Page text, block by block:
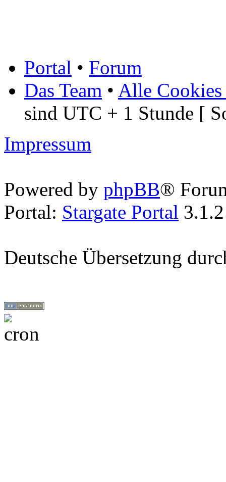
Portal • Forum
Das Team • Alle Cookies
sind UTC + 1 Stunde [
Impressum
Powered by phpBB®
Portal: Stargate Portal
Deutsche Übersetzung